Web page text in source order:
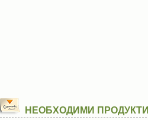
НЕОБХОДИМИ ПРОДУКТИ